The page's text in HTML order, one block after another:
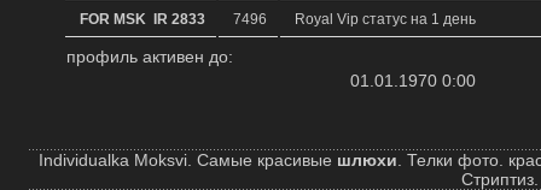
FOR MSK IR 2833 7496 Royal Vip статус на 1 день
профиль активен до:
01.01.1970 0:00
Individualka Moksvi. Самые красивые шлюхи . Телки фото.